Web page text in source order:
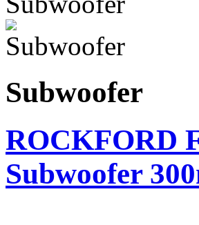
Subwoofer
ROCKFORD
Subwoofer